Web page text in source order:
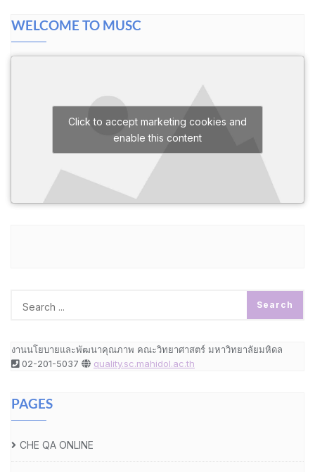
WELCOME TO MUSC
Click to accept marketing cookies and
enable this content
งานนโยบายและพัฒนาคุณภาพ คณะวิทยาศาสตร์ มหาวิทยาลัยมหิดล
02-201-5037
quality.sc.mahidol.ac.th
PAGES
CHE QA ONLINE